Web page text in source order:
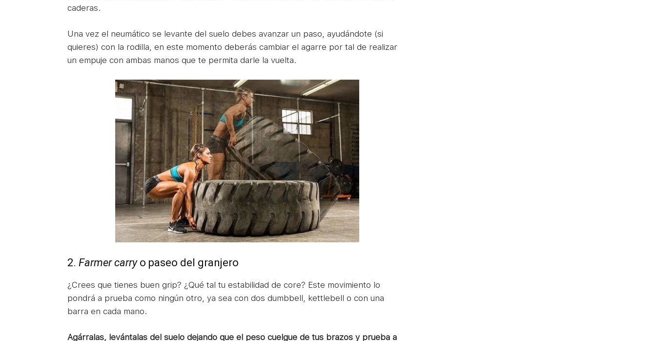
caderas.
Una vez el neumático se levante del suelo debes avanzar un paso, ayudándote (si
quieres) con la rodilla, en este momento deberás cambiar el agarre por tal de realizar
un empuje con ambas manos que te permita darle la vuelta.
2. Farmer carryo paseo del granjero
¿Crees que tienes buen grip? ¿Qué tal tu estabilidad de core? Este movimiento lo
pondrá a prueba como ningún otro, ya sea con dos dumbbell, kettlebell o con una
barra en cada mano.
Agárralas, levántalas del suelo dejando que el peso cuelgue de tus brazos y prueba a